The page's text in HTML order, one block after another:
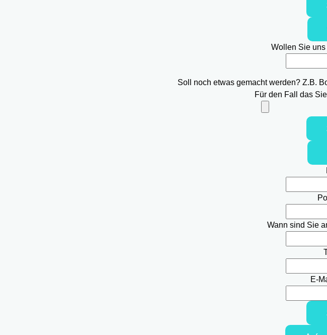
Wollen Sie
Soll noch etwas gemacht werden? Z.B.
Für den Fall das
Wann sind Sie
E-